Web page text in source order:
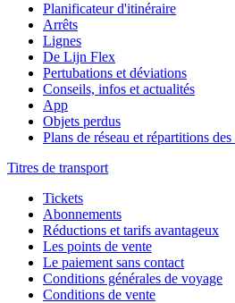
Planificateur d'itinéraire
Arrêts
Lignes
De Lijn Flex
Pertubations et déviations
Conseils, infos et actualités
App
Objets perdus
Plans de réseau et répartitions des
Titres de transport
Tickets
Abonnements
Réductions et tarifs avantageux
Les points de vente
Le paiement sans contact
Conditions générales de voyage
Conditions de vente